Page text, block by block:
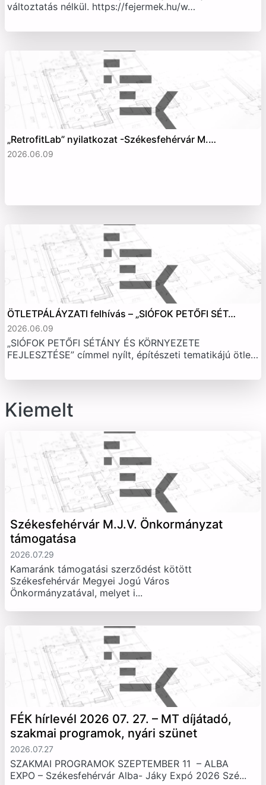
változtatás nélkül. https://fejermek.hu/w…
„RetrofitLab” nyilatkozat -Székesfehérvár M.…
2026.06.09
ÖTLETPÁLÁYZATI felhívás – „SIÓFOK PETŐFI SÉT…
2026.06.09
„SIÓFOK PETŐFI SÉTÁNY ÉS KÖRNYEZETE
FEJLESZTÉSE” címmel nyílt, építészeti tematikájú ötle…
Kiemelt
Székesfehérvár M.J.V. Önkormányzat
támogatása
2026.07.29
Kamaránk támogatási szerződést kötött
Székesfehérvár Megyei Jogú Város
Önkormányzatával, melyet i...
FÉK hírlevél 2026 07. 27. – MT díjátadó,
szakmai programok, nyári szünet
2026.07.27
SZAKMAI PROGRAMOK SZEPTEMBER 11 – ALBA
EXPO – Székesfehérvár Alba- Jáky Expó 2026 Szé...